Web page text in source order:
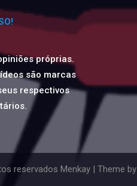
próprias.
são marcas
respectivos
reservados Menkay | Theme by